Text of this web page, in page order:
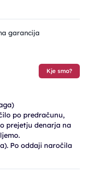
garancija
Kje smo?
po predračunu,
prejetju denarja na
Po oddaji naročila